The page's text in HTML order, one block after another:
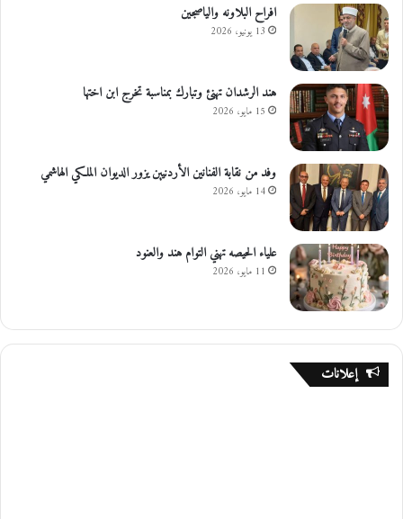
افراح البلاونه والياصجين
13 يونيو، 2026
هند الرشدان تهنئ وتبارك بمناسبة تخرج ابن اختها
15 مايو، 2026
وفد من نقابة الفنانين الأردنيين يزور الديوان الملكي الهاشمي
14 مايو، 2026
علياء الحيصه تهني التوام هند والعنود
11 مايو، 2026
إعلانات